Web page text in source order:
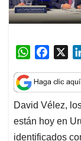
W
a
t
s
A
p
c
e
b
o
o
David Vélez,
están hoy en
identificados